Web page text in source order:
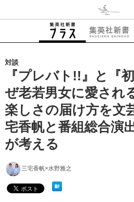
対談
『プレバト!!』と『
ぜ老若男女に愛され
楽しさの届け方を文
宅香帆と番組総合演
が考える
三宅香帆×水野雅之